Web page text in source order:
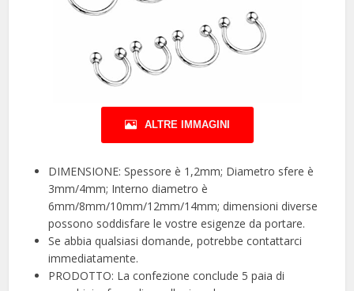
ALTRE IMMAGINI
DIMENSIONE: Spessore è 1,2mm; Diametro sfere è
3mm/4mm; Interno diametro è
6mm/8mm/10mm/12mm/14mm; dimensioni diverse
possono soddisfare le vostre esigenze da portare.
Se abbia qualsiasi domande, potrebbe contattarci
immediatamente.
PRODOTTO: La confezione conclude 5 paia di